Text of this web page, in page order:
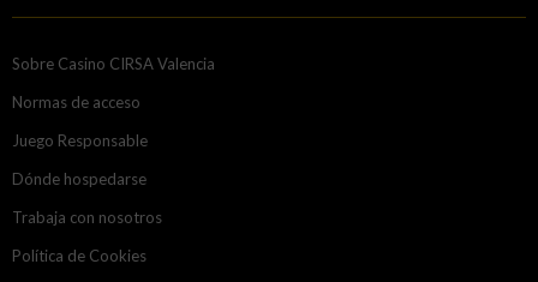
Sobre Casino CIRSA Valencia
Normas de acceso
Juego Responsable
Dónde hospedarse
Trabaja con nosotros
Política de Cookies